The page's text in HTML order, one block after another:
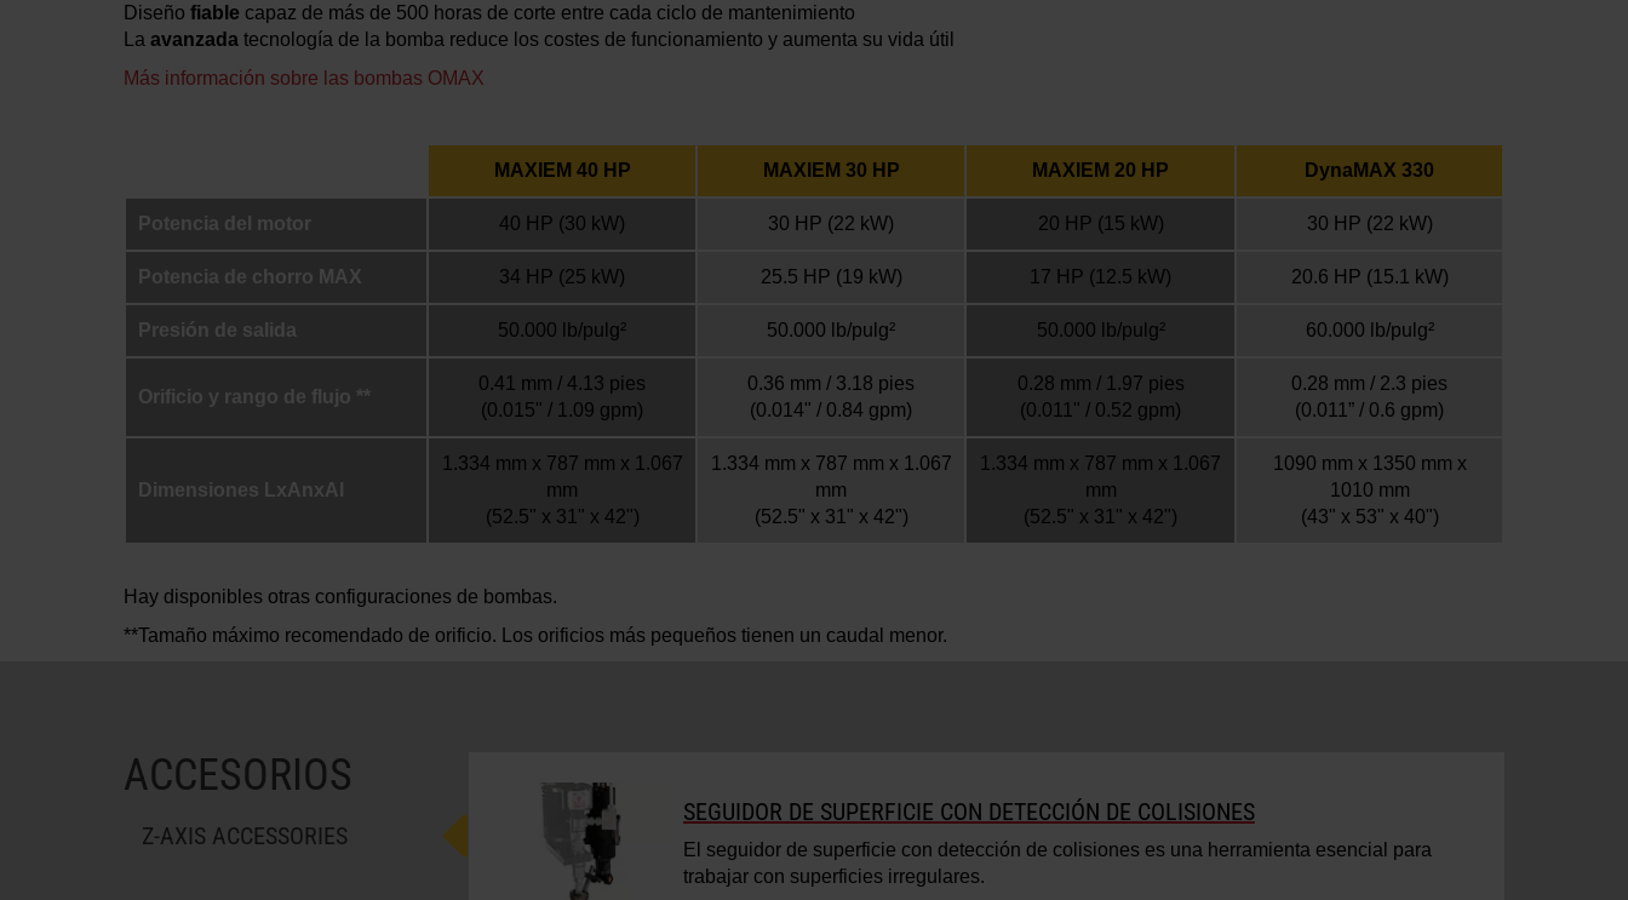
Diseño fiable capaz de más de 500 horas de corte entre cada ciclo de mantenimiento
La avanzada tecnología de la bomba reduce los costes de funcionamiento y aumenta su vida útil
Más información sobre las bombas OMAX
MAXIEM 40 HP MAXIEM 30 HP MAXIEM 20 HP DynaMAX 330
Potencia del motor 40 HP (30 kW) 30 HP (22 kW) 20 HP (15 kW) 30 HP (22 kW)
Potencia de chorro MAX 34 HP (25 kW) 25.5 HP (19 kW) 17 HP (12.5 kW) 20.6 HP (15.1 kW)
Presión de salida 50.000 lb/pulg² 50.000 lb/pulg² 50.000 lb/pulg² 60.000 lb/pulg²
Orificio y rango de flujo **
0.41 mm / 4.13 pies
(0.015" / 1.09 gpm)
0.36 mm / 3.18 pies
(0.014" / 0.84 gpm)
0.28 mm / 1.97 pies
(0.011" / 0.52 gpm)
0.28 mm / 2.3 pies
(0.011” / 0.6 gpm)
Dimensiones LxAnxAl
1.334 mm x 787 mm x 1.067
mm
(52.5" x 31" x 42")
1.334 mm x 787 mm x 1.067
mm
(52.5" x 31" x 42")
1.334 mm x 787 mm x 1.067
mm
(52.5" x 31" x 42")
1090 mm x 1350 mm x
1010 mm
(43" x 53" x 40")
Hay disponibles otras configuraciones de bombas.
**Tamaño máximo recomendado de orificio. Los orificios más pequeños tienen un caudal menor.
ACCESORIOS
Z-AXIS ACCESSORIES
SEGUIDOR DE SUPERFICIE CON DETECCIÓN DE COLISIONES
El seguidor de superficie con detección de colisiones es una herramienta esencial para
trabajar con superficies irregulares.